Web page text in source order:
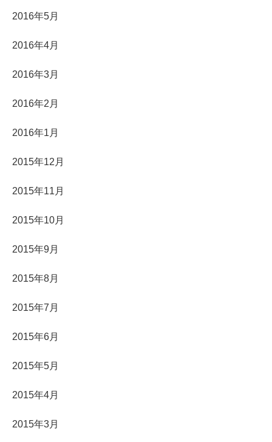
2016年5月
2016年4月
2016年3月
2016年2月
2016年1月
2015年12月
2015年11月
2015年10月
2015年9月
2015年8月
2015年7月
2015年6月
2015年5月
2015年4月
2015年3月